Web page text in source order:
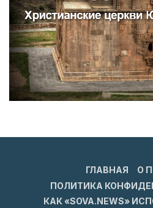
ГЛАВНАЯ
О
ПОЛИТИКА
КАК «SOVA.NEWS»